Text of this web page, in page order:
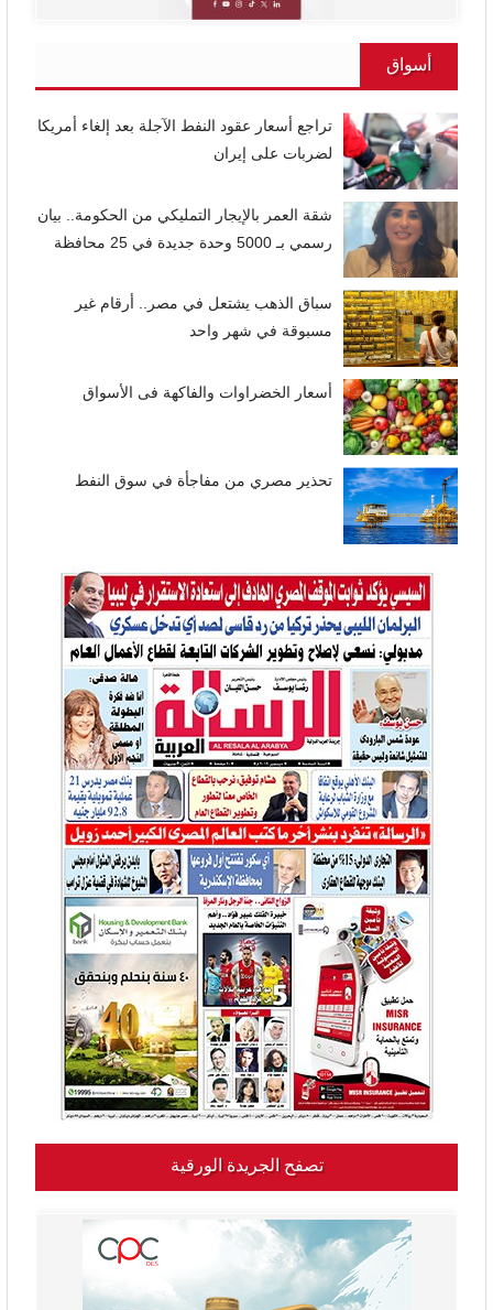
أسواق
تراجع أسعار عقود النفط الآجلة بعد إلغاء أمريكا
لضربات على إيران
شقة العمر بالإيجار التمليكي من الحكومة.. بيان
رسمي بـ 5000 وحدة جديدة في 25 محافظة
سباق الذهب يشتعل في مصر.. أرقام غير
مسبوقة في شهر واحد
أسعار الخضراوات والفاكهة فى الأسواق
تحذير مصري من مفاجأة في سوق النفط
تصفح الجريدة الورقية